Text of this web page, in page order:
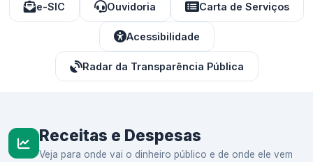
e-SIC Ouvidoria Carta de Serviços
Acessibilidade
Radar da Transparência Pública
Receitas e Despesas
Veja para onde vai o dinheiro público e de onde ele vem